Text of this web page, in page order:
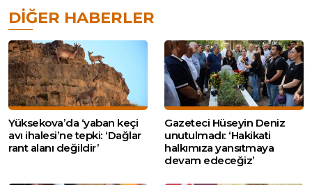
DIĞER HABERLER
Yüksekova’da ‘yaban keçi
avı ihalesi’ne tepki: ‘Dağlar
rant alanı değildir’
Gazeteci Hüseyin Deniz
unutulmadı: ‘Hakikati
halkımıza yansıtmaya
devam edeceğiz’